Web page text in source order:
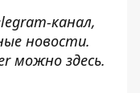
канал,
новости.
можно здесь.